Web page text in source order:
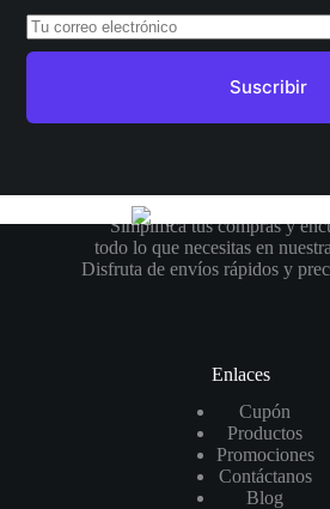
Simplifica tus compras y
todo lo que necesitas en
Disfruta de envíos rápidos y
Enlaces
Cupón
Productos
Promociones
Contáctanos
Blog